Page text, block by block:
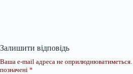
Залишити відповідь
Ваша e-mail адреса не оприлюднюватиметься.
позначені *